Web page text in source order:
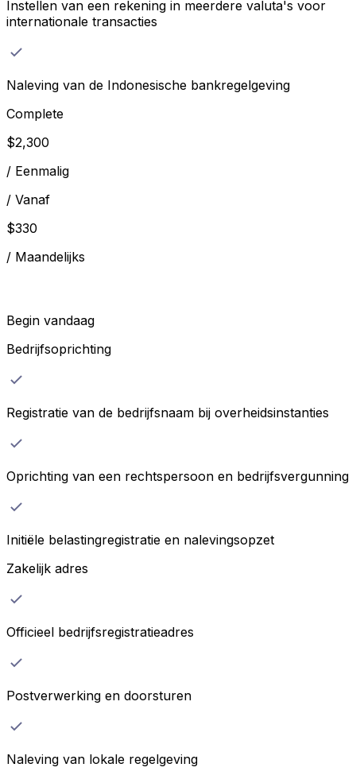
Instellen van een rekening in meerdere valuta's voor
internationale transacties
Naleving van de Indonesische bankregelgeving
Complete
$2,300
/ Eenmalig
/ Vanaf
$330
/ Maandelijks
Begin vandaag
Bedrijfsoprichting
Registratie van de bedrijfsnaam bij overheidsinstanties
Oprichting van een rechtspersoon en bedrijfsvergunning
Initiële belastingregistratie en nalevingsopzet
Zakelijk adres
Officieel bedrijfsregistratieadres
Postverwerking en doorsturen
Naleving van lokale regelgeving